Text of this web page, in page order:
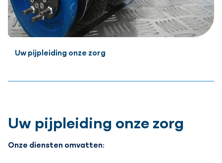
Uw pijpleiding onze zorg
Uw pijpleiding onze zorg
Onze diensten omvatten: